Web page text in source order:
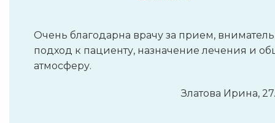
Очень благодарна врачу за прием,
подход к пациенту, назначение лечения и
атмосферу.
Златова Ирина,